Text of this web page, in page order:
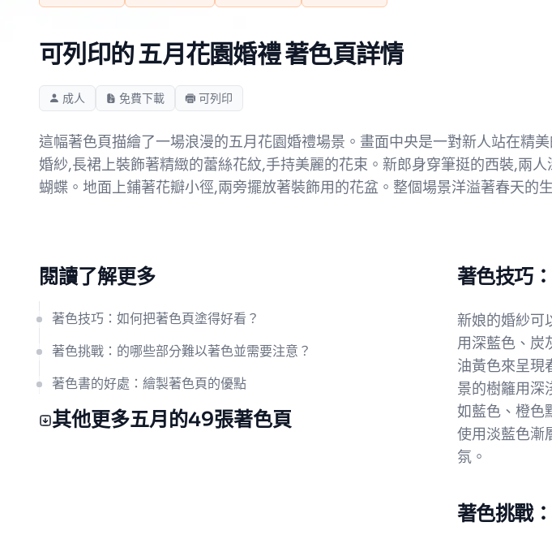
可列印的 五月花園婚禮 著色頁詳情
成人 免費下載 可列印
這幅著色頁描繪了一場浪漫的五月花園婚禮場景。畫面中央是一對新人站在精
婚紗,長裙上裝飾著精緻的蕾絲花紋,手持美麗的花束。新郎身穿筆挺的西裝,兩
蝴蝶。地面上鋪著花瓣小徑,兩旁擺放著裝飾用的花盆。整個場景洋溢著春天的
閱讀了解更多
著色技巧：如何把著色頁塗得好看？
著色挑戰：的哪些部分難以著色並需要注意？
著色書的好處：繪製著色頁的優點
其他更多五月的49張著色頁
著色技巧
新娘的婚紗可
用深藍色、炭
油黃色來呈現
景的樹籬用深
如藍色、橙色
使用淡藍色漸
氛。
著色挑戰